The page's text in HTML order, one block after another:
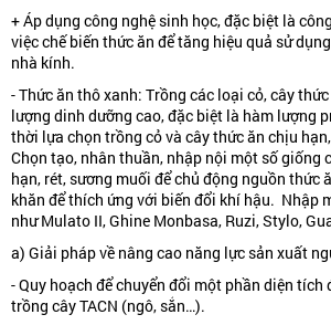
+ Áp dụng công nghệ sinh học, đặc biệt là
việc chế biến thức ăn để tăng hiệu quả sử
nhà kính.
- Thức ăn thô xanh: Trồng các loại cỏ, cây
lượng dinh dưỡng cao, đặc biệt là hàm lượng
thời lựa chọn trồng cỏ và cây thức ăn chịu
Chọn tạo, nhân thuần, nhập nội một số giống
hạn, rét, sương muối để chủ động nguồn thức
khăn để thích ứng với biến đổi khí hậu. Nhập
như Mulato II, Ghine Monbasa, Ruzi, Stylo,
a) Giải pháp về nâng cao năng lực sản xuất
- Quy hoạch để chuyển đổi một phần diện
trồng cây TACN (ngô, sắn…).